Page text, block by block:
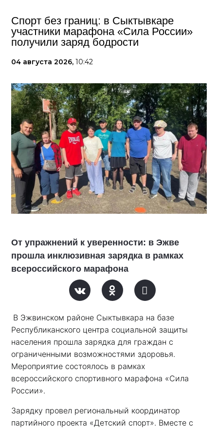
Спорт без границ: в Сыктывкаре
участники марафона «Сила России»
получили заряд бодрости
04 августа 2026, 10:42
От упражнений к уверенности: в Эжве
прошла инклюзивная зарядка в рамках
всероссийского марафона
В Эжвинском районе Сыктывкара на базе
Республиканского центра социальной защиты
населения прошла зарядка для граждан с
ограниченными возможностями здоровья.
Мероприятие состоялось в рамках
всероссийского спортивного марафона «Сила
России».
Зарядку провел региональный координатор
партийного проекта «Детский спорт». Вместе с